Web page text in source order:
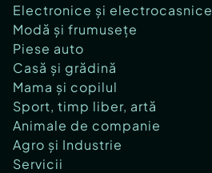
Electronice și electrocasnice
Modă și frumusețe
Piese auto
Casă și grădină
Mama și copilul
Sport, timp liber, artă
Animale de companie
Agro și Industrie
Servicii